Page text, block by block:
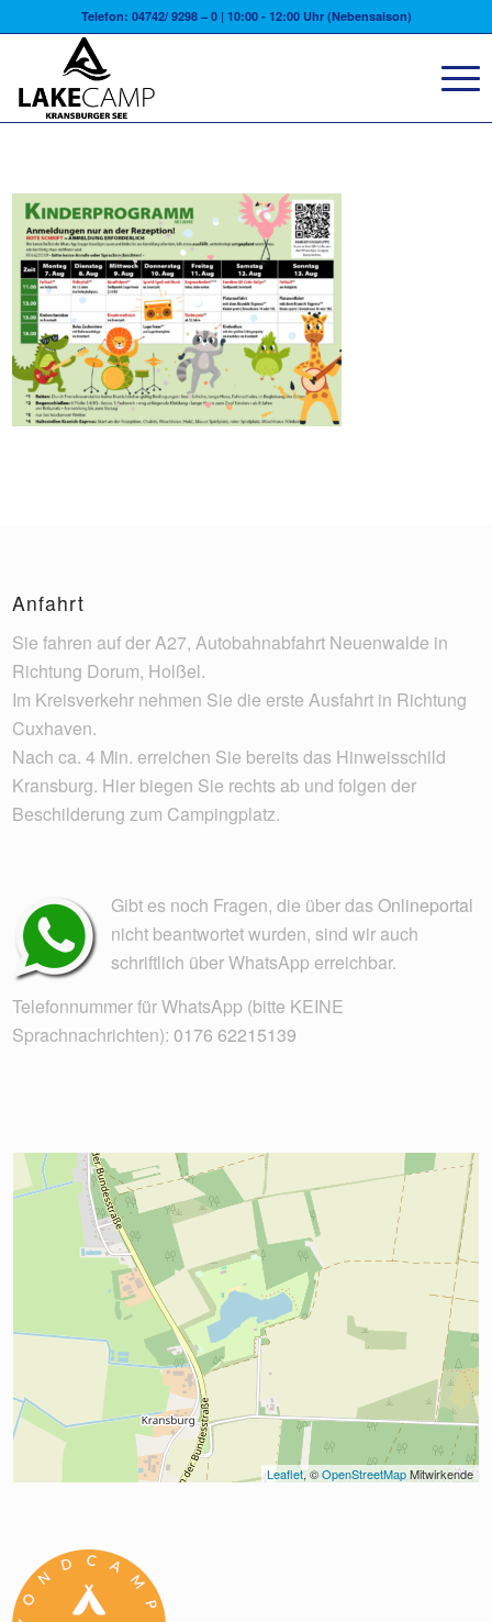
Telefon: 04742/ 9298 – 0 | 10:00 - 12:00 Uhr (Nebensaison)
Anfahrt
Sie fahren auf der A27, Autobahnabfahrt Neuenwalde in
Richtung Dorum, Holßel.
Im Kreisverkehr nehmen Sie die erste Ausfahrt in Richtung
Cuxhaven.
Nach ca. 4 Min. erreichen Sie bereits das Hinweisschild
Kransburg. Hier biegen Sie rechts ab und folgen der
Beschilderung zum Campingplatz.
Gibt es noch Fragen, die über dasOnlineportal
nicht beantwortet wurden, sind wir auch
schriftlich über WhatsApp erreichbar.
Telefonnummer für WhatsApp (bitte KEINE
Sprachnachrichten): 0176 62215139
Leaflet, © OpenStreetMap Mitwirkende